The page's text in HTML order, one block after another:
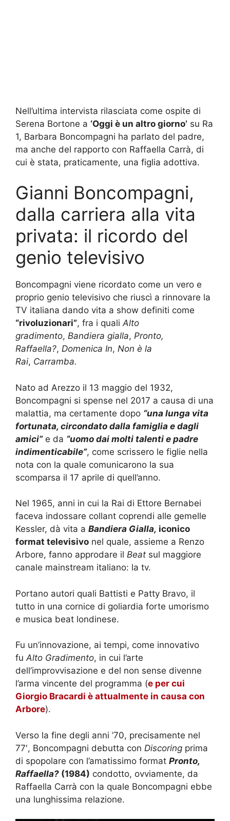
Nell’ultima intervista rilasciata come ospite di
Serena Bortone a ‘Oggi è un altro giorno’ su Ra
1, Barbara Boncompagni ha parlato del padre,
ma anche del rapporto con Raffaella Carrà, di
cui è stata, praticamente, una figlia adottiva.
Gianni Boncompagni,
dalla carriera alla vita
privata: il ricordo del
genio televisivo
Boncompagni viene ricordato come un vero e
proprio genio televisivo che riuscì a rinnovare la
TV italiana dando vita a show definiti come
“rivoluzionari”, fra i qualiAlto
gradimento, Bandiera gialla, Pronto,
Raffaella?, Domenica In, Non è la
Rai, Carramba.
Nato ad Arezzo il 13 maggio del 1932,
Boncompagni si spense nel 2017 a causa di una
malattia, ma certamente dopo “una lunga vita
fortunata, circondato dalla famiglia e dagli
amici”e da “uomo dai molti talenti e padre
indimenticabile”, come scrissero le figlie nella
nota con la quale comunicarono la sua
scomparsa il 17 aprile di quell’anno.
Nel 1965, anni in cui la Rai di Ettore Bernabei
faceva indossare collant coprendi alle gemelle
Kessler, dà vita a Bandiera Gialla, iconico
format televisivo nel quale, assieme a Renzo
Arbore, fanno approdare il Beat sul maggiore
canale mainstream italiano: la tv.
Portano autori quali Battisti e Patty Bravo, il
tutto in una cornice di goliardia forte umorismo
e musica beat londinese.
Fu un’innovazione, ai tempi, come innovativo
fuAlto Gradimento, in cui l’arte
dell’improvvisazione e del non sense divenne
l’arma vincente del programma (e per cui
Giorgio Bracardi è attualmente in causa con
Arbore).
Verso la fine degli anni ’70, precisamente nel
77′, Boncompagni debutta con Discoring prima
di spopolare con l’amatissimo format Pronto,
Raffaella? (1984) condotto, ovviamente, da
Raffaella Carrà con la quale Boncompagni ebbe
una lunghissima relazione.